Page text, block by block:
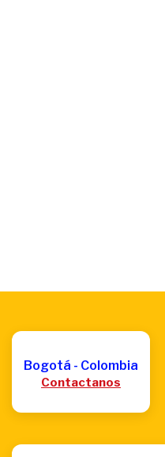
Bogotá - Colombia
Contactanos